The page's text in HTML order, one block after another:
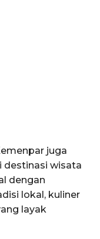
juga
wisata
dengan
lokal, kuliner
layak